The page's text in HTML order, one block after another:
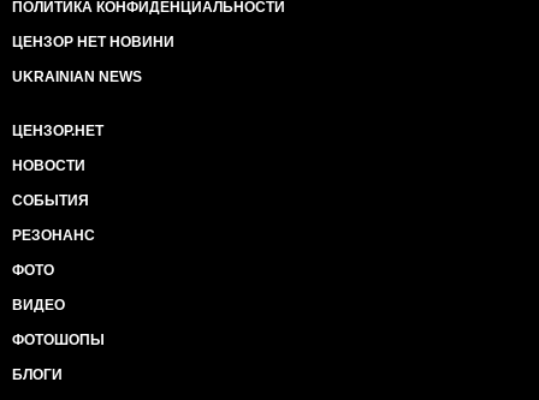
ПОЛИТИКА КОНФИДЕНЦИАЛЬНОСТИ
ЦЕНЗОР НЕТ НОВИНИ
UKRAINIAN NEWS
ЦЕНЗОР.НЕТ
НОВОСТИ
СОБЫТИЯ
РЕЗОНАНС
ФОТО
ВИДЕО
ФОТОШОПЫ
БЛОГИ